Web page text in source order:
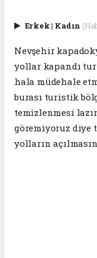
Erkek| Kadın
Nevşehir
yollar kapandı
hala müdehale
burası turistik
temizlenmesi
göremiyoruz diye
yolların